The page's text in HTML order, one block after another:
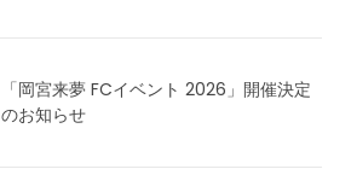
「岡宮来夢 FCイベント 2026」開催決定
のお知らせ